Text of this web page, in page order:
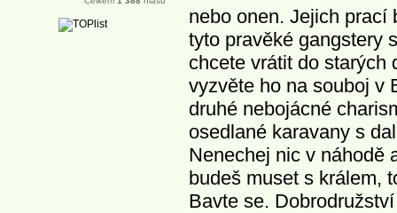
nebo onen. Jejich prací
tyto pravěké gangstery
chcete vrátit do starých
vyzvěte ho na souboj v
druhé nebojácné
osedlané karavany s
Nenechej nic v náhodě
budeš muset s králem,
Bavte se.